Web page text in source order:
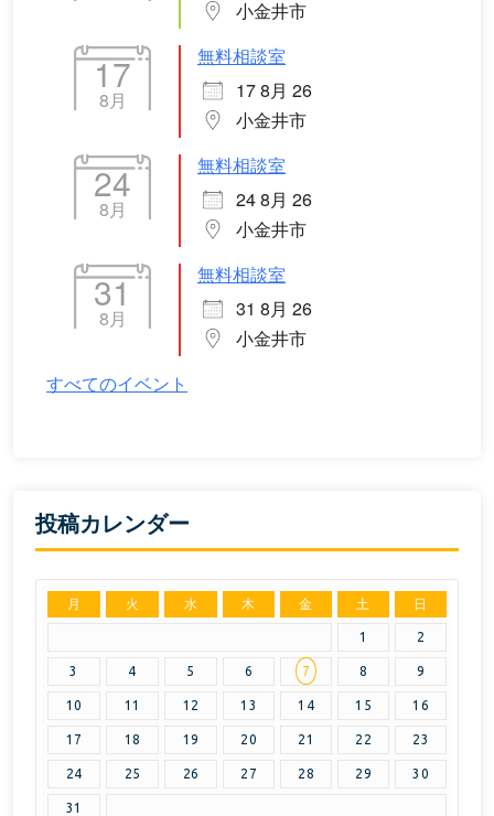
小金井市
17
8月
無料相談室
17 8月 26
小金井市
24
8月
無料相談室
24 8月 26
小金井市
31
8月
無料相談室
31 8月 26
小金井市
すべてのイベント
投稿カレンダー
月 火 水 木 金 土 日
1 2
3 4 5 6 7 8 9
10 11 12 13 14 15 16
17 18 19 20 21 22 23
24 25 26 27 28 29 30
31